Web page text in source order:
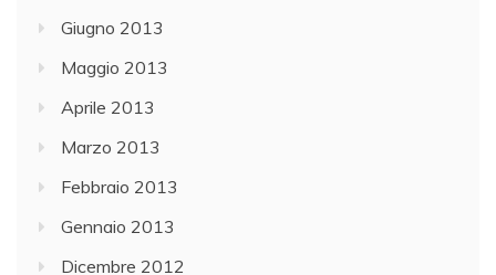
Giugno 2013
Maggio 2013
Aprile 2013
Marzo 2013
Febbraio 2013
Gennaio 2013
Dicembre 2012